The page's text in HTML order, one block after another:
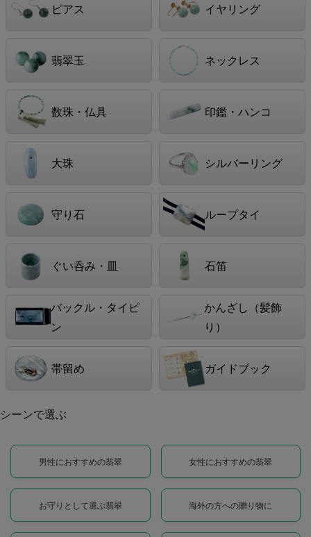
ピアス イヤリング
翡翠玉 ネックレス
数珠・仏具 印鑑・ハンコ
大珠 シルバーリング
守り石 ループタイ
ぐい呑み・皿 石笛
バックル・タイピ
ン
かんざし（髪飾
り）
帯留め ガイドブック
シーンで選ぶ
男性におすすめの翡翠 女性におすすめの翡翠
お守りとして選ぶ翡翠 海外の方への贈り物に